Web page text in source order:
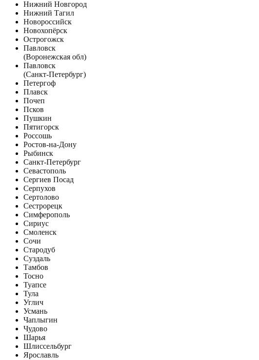
Нижний Новгород
Нижний Тагил
Новороссийск
Новохопёрск
Острогожск
Павловск
(Воронежская обл)
Павловск
(Санкт-Петербург)
Петергоф
Плавск
Почеп
Псков
Пушкин
Пятигорск
Россошь
Ростов-на-Дону
Рыбинск
Санкт-Петербург
Севастополь
Сергиев Посад
Серпухов
Сертолово
Сестрорецк
Симферополь
Сириус
Смоленск
Сочи
Стародуб
Суздаль
Тамбов
Тосно
Туапсе
Тула
Углич
Усмань
Чаплыгин
Чудово
Шарья
Шлиссельбург
Ярославль